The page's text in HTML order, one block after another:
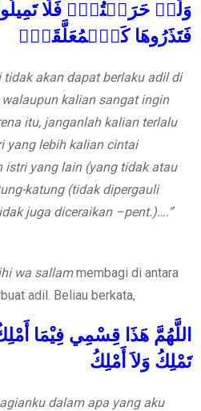
وَلَوۡ حَرَصۡتُمۡۖ فَلَا
فَتَذَرُوهَا كَٱلۡمُعَلَّقَةِۚ
tidak akan dapat berlaku adil di
kalian sangat ingin
itu, janganlah kalian terlalu
yang lebih kalian cintai
istri yang lain (yang tidak atau
katung (tidak dipergauli
juga diceraikan –pent.)….”
wa sallammembagi di antara
adil. Beliau berkata,
اللَّهُمَّ هَذَا قِسْمِي فِيْمَا
تَمْلِكُ وَلاَ أَمْلِكُ
dalam apa yang aku